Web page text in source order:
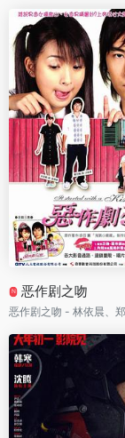
N 恶作剧之吻